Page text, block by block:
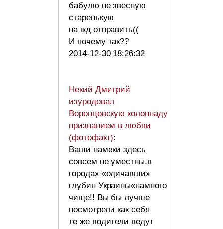
бабулю не звесную
старенькую
на жд отправить((
И почему так??
2014-12-30 18:26:32
Некий Дмитрий
изуродовал
Воронцовскую колоннаду
признанием в любви
(фотофакт):
Ваши намеки здесь
совсем не уместны.в
городах «одичавших
глубин Украины«намного
чище!! Вы бы лучше
посмотрели как себя
те же водители ведут